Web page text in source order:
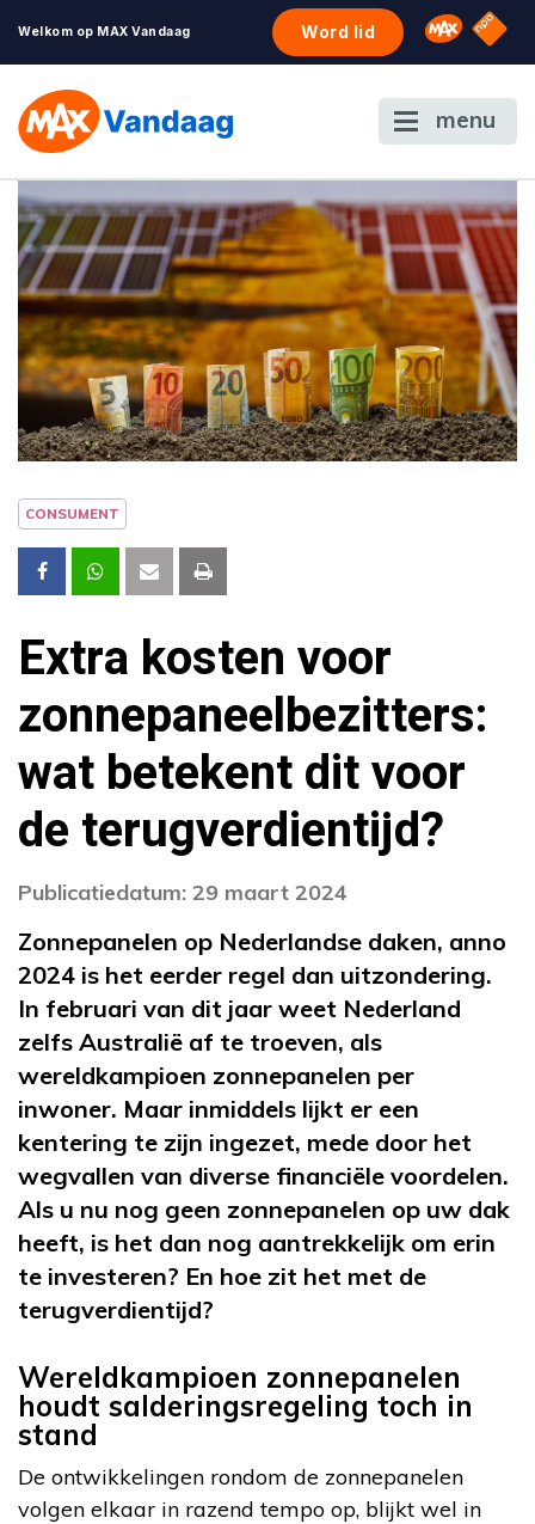
Welkom op MAX Vandaag Word lid Omroep
NPO
menu
CONSUMENT
Extra kosten voor
zonnepaneelbezitters:
wat betekent dit voor
de terugverdientijd?
Publicatiedatum: 29 maart 2024
Zonnepanelen op Nederlandse daken, anno
2024 is het eerder regel dan uitzondering.
In februari van dit jaar weet Nederland
zelfs Australië af te troeven, als
wereldkampioen zonnepanelen per
inwoner. Maar inmiddels lijkt er een
kentering te zijn ingezet, mede door het
wegvallen van diverse financiële voordelen.
Als u nu nog geen zonnepanelen op uw dak
heeft, is het dan nog aantrekkelijk om erin
te investeren? En hoe zit het met de
terugverdientijd?
Wereldkampioen zonnepanelen
houdt salderingsregeling toch in
stand
De ontwikkelingen rondom de zonnepanelen
volgen elkaar in razend tempo op, blijkt wel in